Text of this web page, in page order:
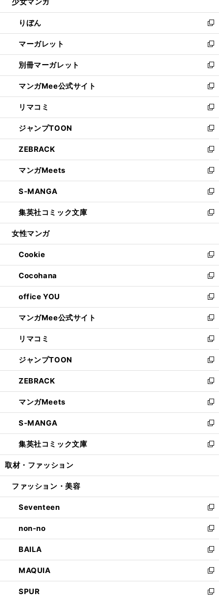
開
く
ウ
で
開
く
ン
ド
ウ
で
開
く
ウ
ィ
ン
ド
ウ
で
開
く
りぼん
新
し
い
ウ
ィ
ン
ド
ウ
で
開
く
マーガレット
新
し
い
ウ
ィ
ン
ド
ウ
で
開
く
別冊マーガレット
新
し
い
ウ
ィ
ン
ド
ウ
で
開
く
マンガMee公式サイト
新
し
い
ウ
ィ
ン
ド
ウ
で
開
く
リマコミ
新
し
い
ウ
ィ
ン
ド
ウ
で
開
く
ジャンプTOON
新
し
い
ウ
ィ
ン
ド
ウ
で
開
ZEBRACK
新
し
い
ウ
ィ
ン
ド
ウ
開
く
マンガMeets
新
し
い
ウ
ィ
ン
ウ
で
開
く
S-MANGA
新
し
い
ウ
ン
ド
ウ
で
開
く
集英社コミック文庫
新
し
ウ
ィ
ン
ド
ウ
で
開
く
女性マンガ
Cookie
新
し
い
ウ
ィ
ン
ド
ウ
で
開
く
Cocohana
新
し
い
ウ
ィ
ン
ド
ウ
で
開
く
office YOU
新
し
い
ウ
ィ
ン
ド
ウ
で
開
く
マンガMee公式サイト
新
し
い
ウ
ィ
ン
ド
ウ
で
開
く
リマコミ
新
し
い
ウ
ィ
ン
ド
ウ
で
開
く
ジャンプTOON
新
し
い
ウ
ィ
ン
ド
ウ
で
開
ZEBRACK
新
し
い
ウ
ィ
ン
ド
ウ
開
マンガMeets
新
し
い
ウ
ィ
ン
ウ
開
く
S-MANGA
新
し
い
ウ
ン
ウ
で
開
く
集英社コミック文庫
新
し
ウ
ン
ド
ウ
で
開
く
取材・ファッション
ファッション・美容
Seventeen
新
し
い
ウ
ィ
ン
ド
ウ
で
non-no
新
し
い
ウ
ィ
ン
ド
BAILA
新
し
い
ウ
ィ
MAQUIA
新
し
い
SPUR
新